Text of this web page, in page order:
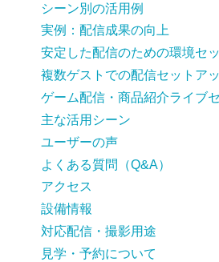
シーン別の活用例
実例：配信成果の向上
安定した配信のための環境セ
複数ゲストでの配信セットア
ゲーム配信・商品紹介ライブ
主な活用シーン
ユーザーの声
よくある質問（Q&A）
アクセス
設備情報
対応配信・撮影用途
見学・予約について